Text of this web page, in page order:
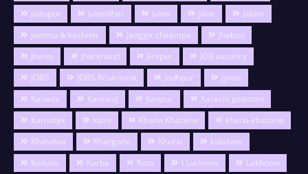
Jaitupur
Jalandhar Jalna jalor
Jalore
jammu & kashmir
Janggir chaampa
Jhabua
Jhansi
Jharkhand Jirapur
JOB vacancy
JOBS
JOBS Rcuirment Jodhpur
jyotis
Kanada
Kannauj Kanpur
Karachi pakistan
Karnatak
katni Khana Khazana
khana-khazana
Khandwa
Khargone Khurai
kolakata
Kolkata
Korba Kota l Lucknow
Lakhnow